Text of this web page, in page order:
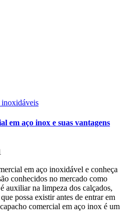
inoxidáveis
em aço inox e suas vantagens
em aço inoxidável e conheça
conhecidos no mercado como
auxiliar na limpeza dos calçados,
possa existir antes de entrar em
comercial em aço inox é um